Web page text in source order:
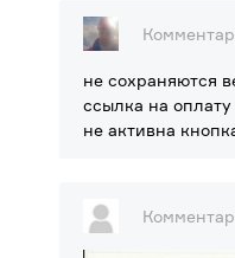
не сохраняются
ссылка на
не активна